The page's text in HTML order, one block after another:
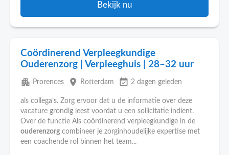
Bekijk nu
Coördinerend Verpleegkundige
Ouderenzorg | Verpleeghuis | 28–32 uur
apartment Prorences place Rotterdam event_available 2 dagen geleden
als collega’s. Zorg ervoor dat u de informatie over deze
vacature grondig leest voordat u een sollicitatie indient.
Over de functie Als coördinerend verpleegkundige in de
ouderenzorg combineer je zorginhoudelijke expertise met
een coachende rol binnen het team...